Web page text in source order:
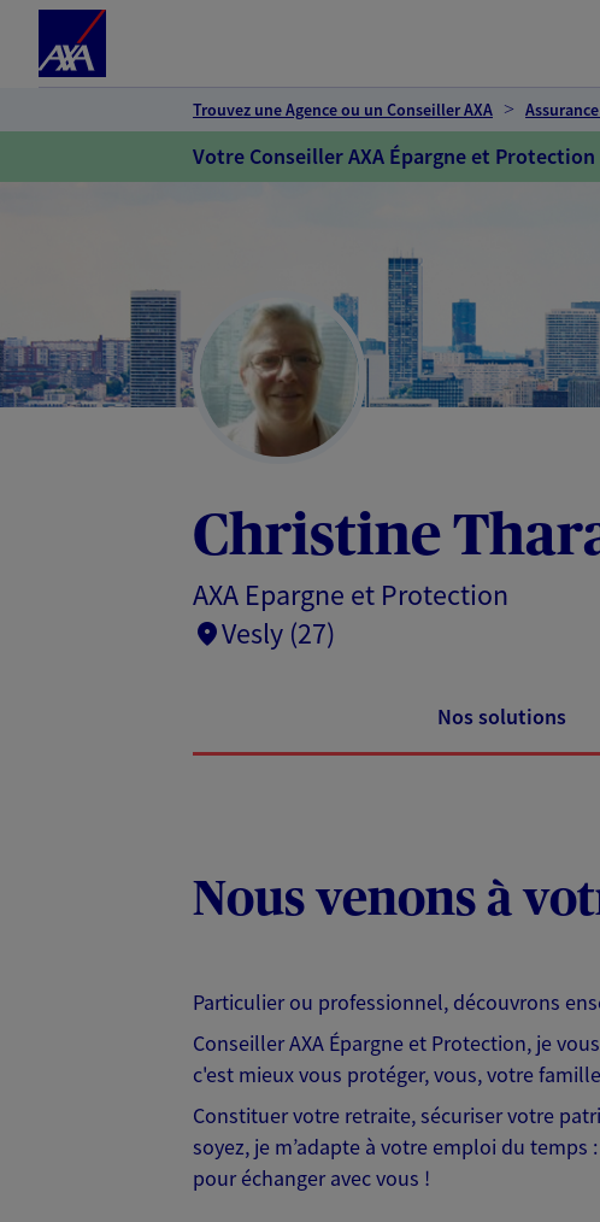
Trouvez une Agence ou un Conseiller AXA
Votre Conseiller AXA Épargne et Protection
Christine
AXA Epargne et Protection
Vesly (27)
Nos solutions
Nous venons à
Particulier ou professionnel, découvrons
Conseiller AXA Épargne et Protection, je
c'est mieux vous protéger, vous, votre
Constituer votre retraite, sécuriser votre
soyez, je m’adapte à votre emploi du
pour échanger avec vous !